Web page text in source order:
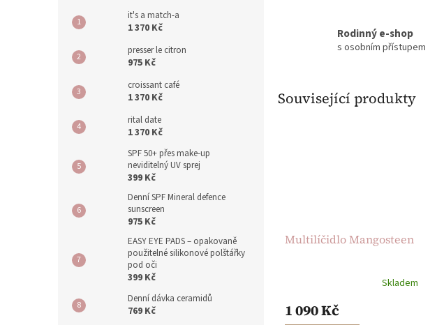
it's a match-a
1 370 Kč
presser le citron
975 Kč
croissant café
1 370 Kč
rital date
1 370 Kč
SPF 50+ přes make-up
neviditelný UV sprej
399 Kč
Denní SPF Mineral defence
sunscreen
975 Kč
EASY EYE PADS – opakovaně
použitelné silikonové polštářky
pod oči
399 Kč
Denní dávka ceramidů
769 Kč
Rodinný e-shop
s osobním přístupem
Související produkty
Multilíčidlo Mangosteen
Skladem
1 090 Kč